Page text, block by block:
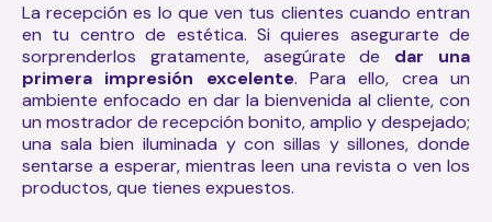
La recepción es lo que ven tus clientes cuando entran
en tu centro de estética. Si quieres asegurarte de
sorprenderlos gratamente, asegúrate de dar una
primera impresión excelente. Para ello, crea un
ambiente enfocado en dar la bienvenida al cliente, con
un mostrador de recepción bonito, amplio y despejado;
una sala bien iluminada y con sillas y sillones, donde
sentarse a esperar, mientras leen una revista o ven los
productos, que tienes expuestos.